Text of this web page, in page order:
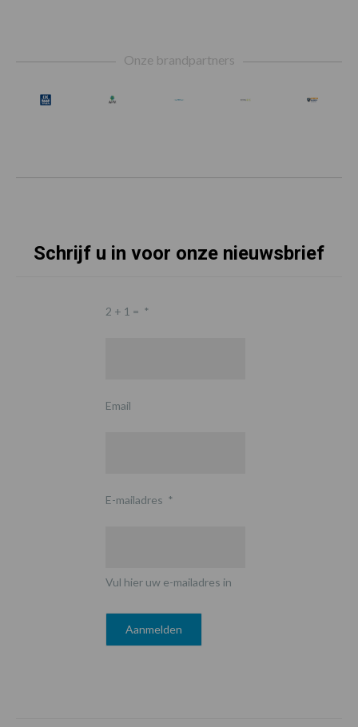
Onze brandpartners
Schrijf u in voor onze nieuwsbrief
2 + 1 = *
Email
E-mailadres *
Vul hier uw e-mailadres in